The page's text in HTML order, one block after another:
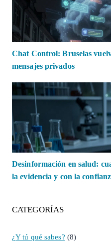
Chat Control: Bruselas
mensajes privados
Desinformación en salud:
la evidencia y con la
CATEGORÍAS
¿Y tú qué sabes? (8)